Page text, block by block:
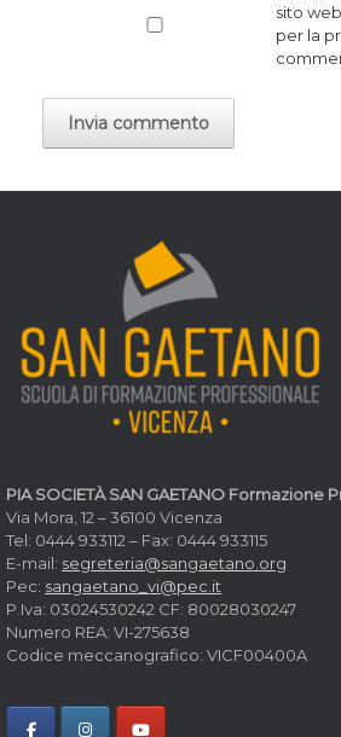
sito
per la
PIA SOCIETÀ SAN GAETANO Formazione
Via Mora, 12 – 36100 Vicenza
Tel: 0444 933112 – Fax: 0444 933115
E-mail: segreteria@sangaetano.org
Pec: sangaetano_vi@pec.it
P.Iva: 03024530242 CF: 80028030247
Numero REA: VI-275638
Codice meccanografico: VICF00400A